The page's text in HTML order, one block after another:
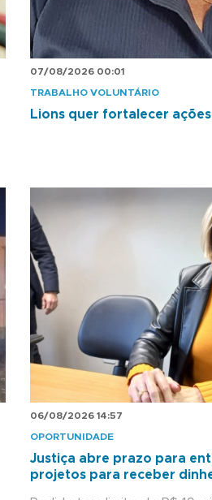
07/08/2026 00:01
TRABALHO VOLUNTÁRIO
Lions quer fortalecer
06/08/2026 14:57
OPORTUNIDADE
Justiça abre prazo para
projetos para receber